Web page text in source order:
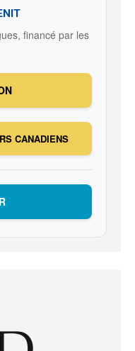
financé par les
CANADIENS